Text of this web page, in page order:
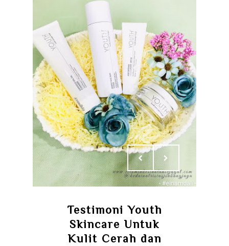
Testimoni Youth
Skincare Untuk
Kulit Cerah dan